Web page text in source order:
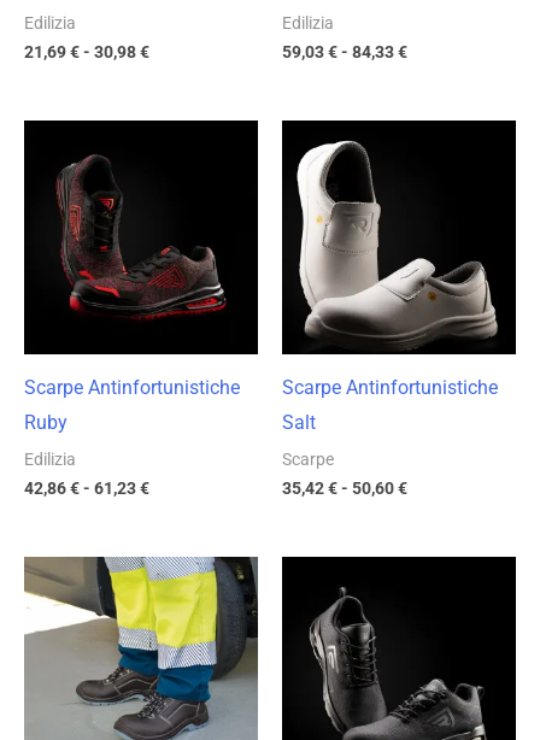
Edilizia
21,69€- 30,98€
Edilizia
59,03€- 84,33€
Scarpe Antinfortunistiche
Ruby
Edilizia
42,86€- 61,23€
61,23 €
Scarpe Antinfortunistiche
Salt
Scarpe
35,42€- 50,60€
50,60 €
Fascia
di
prezzo:
da
18,97 €
a
27,10 €
63,07 €